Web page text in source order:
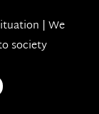
| We
society